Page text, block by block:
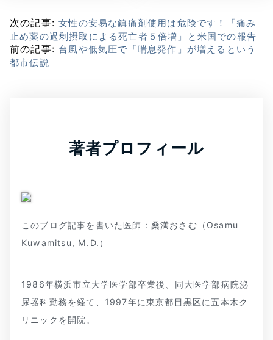
次の記事:女性の安易な鎮痛剤使用は危険です！「痛み
止め薬の過剰摂取による死亡者５倍増」と米国での報告
前の記事: 台風や低気圧で「喘息発作」が増えるという
都市伝説
著者プロフィール
このブログ記事を書いた医師：桑満おさむ（Osamu
Kuwamitsu, M.D.）
1986年横浜市立大学医学部卒業後、同大医学部病院泌
尿器科勤務を経て、1997年に東京都目黒区に五本木ク
リニックを開院。